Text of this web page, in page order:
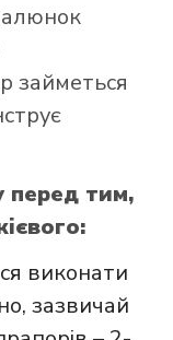
займеться
перед тим,
виконати
зазвичай